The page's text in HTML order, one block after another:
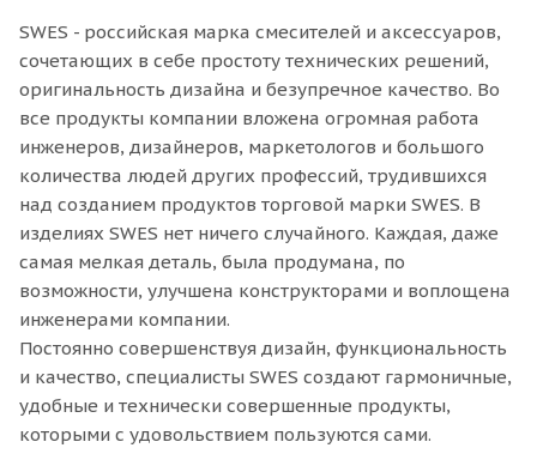
SWES - российская марка смесителей и аксессуаров,
сочетающих в себе простоту технических решений,
оригинальность дизайна и безупречное качество. Во
все продукты компании вложена огромная работа
инженеров, дизайнеров, маркетологов и большого
количества людей других профессий, трудившихся
над созданием продуктов торговой марки SWES. В
изделиях SWES нет ничего случайного. Каждая, даже
самая мелкая деталь, была продумана, по
возможности, улучшена конструкторами и воплощена
инженерами компании.
Постоянно совершенствуя дизайн, функциональность
и качество, специалисты SWES создают гармоничные,
удобные и технически совершенные продукты,
которыми с удовольствием пользуются сами.